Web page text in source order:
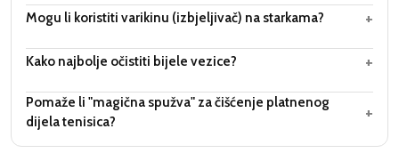
Mogu li koristiti varikinu (izbjeljivač) na starkama? +
Kako najbolje očistiti bijele vezice? +
Pomaže li "magična spužva" za čišćenje platnenog
dijela tenisica?
+